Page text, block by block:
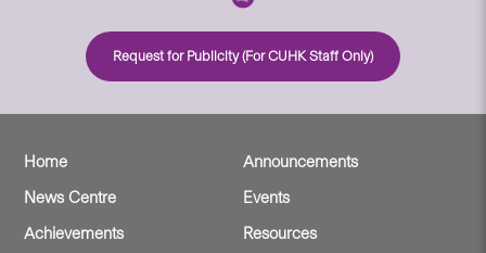
Request for Publicity (For CUHK Staff Only)
Home
Announcements
News Centre
Events
Achievements
Resources